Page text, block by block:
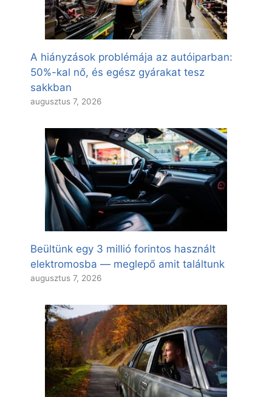
A hiányzások problémája az autóiparban:
50%-kal nő, és egész gyárakat tesz
sakkban
augusztus 7, 2026
Beültünk egy 3 millió forintos használt
elektromosba — meglepő amit találtunk
augusztus 7, 2026